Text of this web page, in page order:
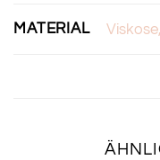
MATERIAL